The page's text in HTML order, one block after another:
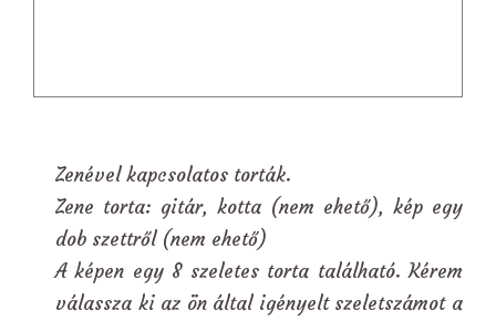
Zenével kapcsolatos torták.
Zene torta: gitár, kotta (nem ehető), kép egy
dob szettről (nem ehető)
A képen egy 8 szeletes torta található. Kérem
válassza ki az ön által igényelt szeletszámot a